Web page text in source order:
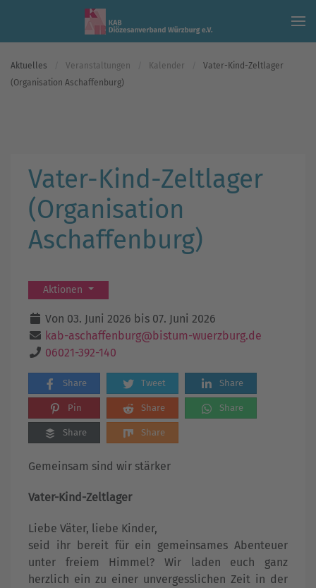
Skip to main content
Aktuelles Veranstaltungen Kalender
Vater-Kind-Zeltlager
(Organisation Aschaffenburg)
Vater-Kind-Zeltlager
(Organisation
Aschaffenburg)
Aktionen
Von 03. Juni 2026 bis 07. Juni 2026
kab-aschaffenburg@bistum-wuerzburg.de
06021-392-140
Share Tweet Share
Pin Share Share
Share Share
Gemeinsam sind wir stärker
Vater-Kind-Zeltlager
Liebe Väter, liebe Kinder,
seid ihr bereit für ein gemeinsames Abenteuer
unter freiem Himmel? Wir laden euch ganz
herzlich ein zu einer unvergesslichen Zeit in der